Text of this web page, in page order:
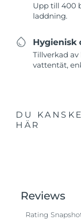
Upp till 400
laddning.
Hygienisk
Tillverkad av
vattentät,
DU
HÄR